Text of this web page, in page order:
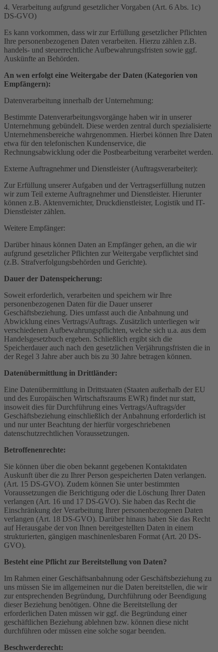
4. Verarbeitung aufgrund gesetzlicher Vorgaben (Art. 6 Abs. 1c)
DS-GVO)
Es kann vorkommen, dass wir zur Erfüllung gesetzlicher Pflichten
Ihre personenbezogenen Daten verarbeiten. Hierzu zählen z.B.
handels- und steuerrechtliche Aufbewahrungsfristen sowie ggf.
Auskünfte an Behörden.
An wen erfolgt eine Weitergabe der Daten (Kategorien von
Empfängern):
Datenverarbeitung innerhalb der Unternehmung:
Bestimmte Datenverarbeitungsvorgänge haben wir in unserer
Unternehmung gebündelt. Diese werden zentral durch spezialisierte
Unternehmensbereiche wahrgenommen. Hierbei können Ihre Daten
etwa für den telefonischen Kundenservice, die
Rechnungsabwicklung oder die Postbearbeitung verarbeitet werden.
Externe Auftragnehmer und Dienstleister (Auftragsverarbeiter):
Zur Erfüllung unserer Aufgaben und der Vertragserfüllung nutzen
wir zum Teil externe Auftragnehmer und Dienstleister. Hierunter
können z.B. Aktenvernichter, Druckdienstleister, Logistik und IT-
Dienstleister zählen.
Weitere Empfänger:
Darüber hinaus können Daten an Empfänger gehen, an die wir
aufgrund gesetzlicher Pflichten zur Weitergabe verpflichtet sind
(z.B. Strafverfolgungsbehörden und Gerichte).
Dauer der Datenspeicherung:
Soweit erforderlich, verarbeiten und speichern wir Ihre
personenbezogenen Daten für die Dauer unserer
Geschäftsbeziehung. Dies umfasst auch die Anbahnung und
Abwicklung eines Vertrags/Auftrags. Zusätzlich unterliegen wir
verschiedenen Aufbewahrungspflichten, welche sich u.a. aus dem
Handelsgesetzbuch ergeben. Schließlich ergibt sich die
Speicherdauer auch nach den gesetzlichen Verjährungsfristen die in
der Regel 3 Jahre aber auch bis zu 30 Jahre betragen können.
Datenübermittlung in Drittländer:
Eine Datenübermittlung in Drittstaaten (Staaten außerhalb der EU
und des Europäischen Wirtschaftsraums EWR) findet nur statt,
insoweit dies für Durchführung eines Vertrags/Auftrags/der
Geschäftsbeziehung einschließlich der Anbahnung erforderlich ist
und nur unter Beachtung der hierfür vorgeschriebenen
datenschutzrechtlichen Voraussetzungen.
Betroffenenrechte:
Sie können über die oben bekannt gegebenen Kontaktdaten
Auskunft über die zu Ihrer Person gespeicherten Daten verlangen.
(Art. 15 DS-GVO). Zudem können Sie unter bestimmten
Voraussetzungen die Berichtigung oder die Löschung Ihrer Daten
verlangen (Art. 16 und 17 DS-GVO). Sie haben das Recht die
Einschränkung der Verarbeitung Ihrer personenbezogenen Daten
verlangen (Art. 18 DS-GVO). Darüber hinaus haben Sie das Recht
auf Herausgabe der von Ihnen bereitgestellten Daten in einem
strukturierten, gängigen maschinenlesbaren Format (Art. 20 DS-
GVO).
Besteht eine Pflicht zur Bereitstellung von Daten?
Im Rahmen einer Geschäftsanbahnung oder Geschäftsbeziehung zu
uns müssen Sie im allgemeinen nur die Daten bereitstellen, die wir
zur entsprechenden Begründung, Durchführung oder Beendigung
dieser Beziehung benötigen. Ohne die Bereitstellung der
erforderlichen Daten müssen wir ggf. die Begründung einer
geschäftlichen Beziehung ablehnen bzw. können diese nicht
durchführen oder müssen eine solche sogar beenden.
Beschwerderecht: